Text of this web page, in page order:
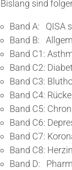
Bislang sind
Band A: QISA
Band B:
Band C1:
Band C2:
Band C3:
Band C4:
Band C5:
Band C6:
Band C7:
Band C8:
Band D: